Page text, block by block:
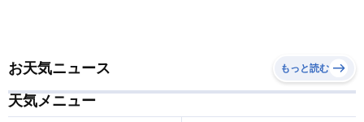
お天気ニュース もっと読む
天気メニュー